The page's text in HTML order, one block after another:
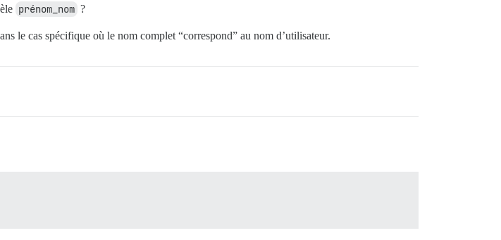
prénom_nom ?
le cas spécifique où le nom complet “correspond” au nom d’utilisateur.